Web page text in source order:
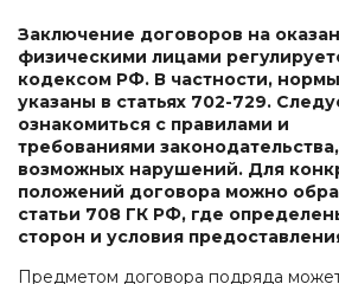
Заключение договоров на
физическими лицами
кодексом РФ. В частности,
указаны в статьях 702-729.
ознакомиться с правилами и
требованиями
возможных нарушений. Для
положений договора можно
статьи 708 ГК РФ, где
сторон и условия
Предметом договора подряда